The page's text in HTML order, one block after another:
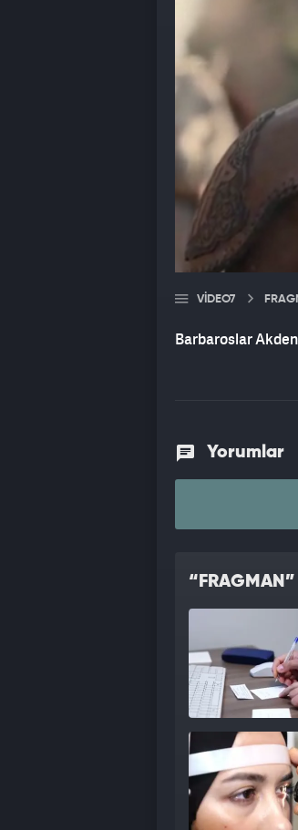
VIDEO7
Barbaroslar
Yorumlar